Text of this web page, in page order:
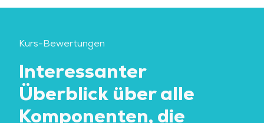
Kurs-Bewertungen
Interessanter
Überblick über alle
Komponenten, die